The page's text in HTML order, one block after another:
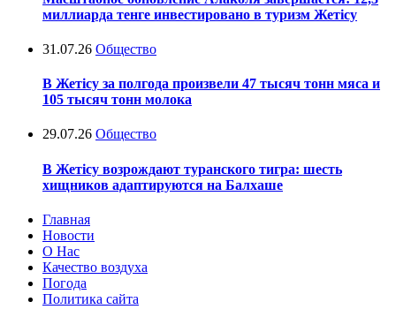
миллиарда тенге инвестировано в туризм Жетісу
31.07.26 Общество
В Жетісу за полгода произвели 47 тысяч тонн мяса и
105 тысяч тонн молока
29.07.26 Общество
В Жетісу возрождают туранского тигра: шесть
хищников адаптируются на Балхаше
Главная
Новости
О Нас
Качество воздуха
Погода
Политика сайта